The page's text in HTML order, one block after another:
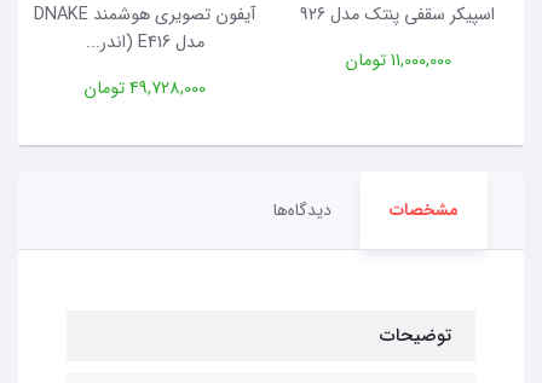
اسپیکر سقفی پنتک مدل 926
11,000,000 تومان
آیفون تصویری هوشمند DNAKE
مدل E416 (اندر...
49,728,000 تومان
مشخصات دیدگاه‌ها
توضیحات